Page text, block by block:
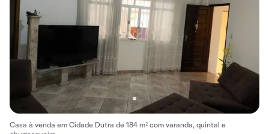
Casa à venda em Cidade Dutra de 184 m² com varanda, quintal e